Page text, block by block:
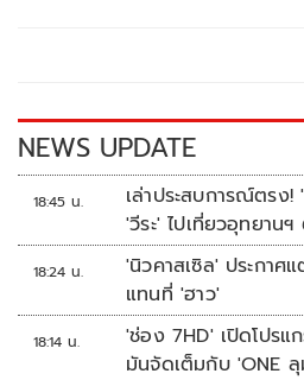
k k
NEWS UPDATE
18:45 น.
เล่าประสบการณ์ตรง
'วีระ' ไปเที่ยวอุทยาน
ดิบๆให้ได้
18:24 น.
'นิวคาสเซิล' ประกาศ
แทนที่ 'ฮาว'
18:14 น.
'ช่อง 7HD' เปิดโปร
มันจัดเต็มกับ 'ONE